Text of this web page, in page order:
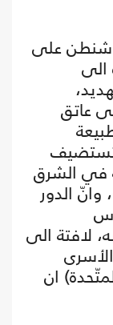
على
الى
عاتق
تستضيف
في الشرق
وانّ الدور
لافتة الى
ان